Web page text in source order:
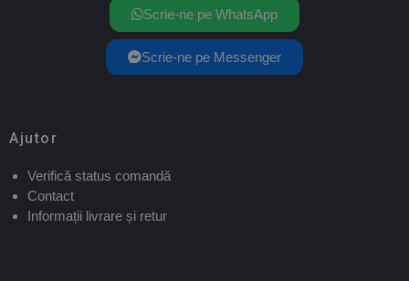
Scrie-ne pe WhatsApp
Scrie-ne pe Messenger
Ajutor
Verifică status comandă
Contact
Informații livrare și retur